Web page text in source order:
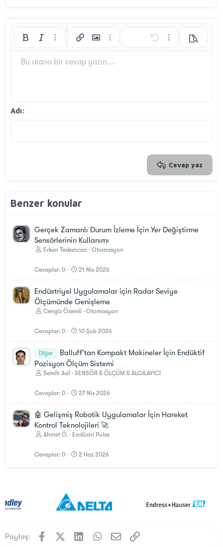
Kalın Yatık Daha fazla seçenek…
Bağlantı ekle
Resim ekleDaha fazla seçenek…
Geri alDaha fazlaÖnizleme
Yazı boyutu
9
Metin rengi
Yazı tipi Arial
List Hizalama yötemleri
İfadelerGIF ekle
AlıntıMedyaTablo ekleYatay çizgi ekle
ileri alBB Kod aç/kapat
Biçimlendirmeyi kaldır
TaslaklarTaslağı kaydet
Bu alana bir cevap yazın...
Adı
Cevap yaz
Benzer konular
Gerçek Zamanlı Durum İzleme İçin Yer Değiştirme
Sensörlerinin Kullanımı
Erkan Teskancan Otomasyon
Cevaplar 0 21 Nis 2026
Endüstriyel Uygulamalar için Radar Seviye
Ölçümünde Genişleme
Cengiz Özemli Otomasyon
Cevaplar 0 10 Şub 2026
Diğer
Balluff'tan Kompakt Makineler İçin Endüktif
Pozisyon Ölçüm Sistemi
Semih Asil SENSÖR & ÖLÇÜM & ALGILAYICI
Cevaplar 0 27 Nis 2026
🤖 Gelişmiş Robotik Uygulamalar İçin Hareket
Kontrol Teknolojileri 🚀
Ahmet Ö. Endüstri Pulse
Cevaplar 0 2 Haz 2026
Paylaş: FacebookX (Twitter)LinkedInWhatsApp
E-postaLink